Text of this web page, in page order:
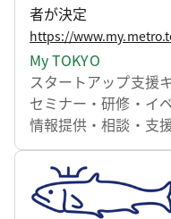
者が決定
My TOKYO
スタートアップ支援
セミナー・研修・イ
情報提供・相談・支